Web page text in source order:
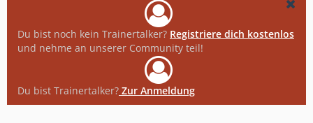
Du bist noch kein Trainertalker? Registriere dich kostenlos
und nehme an unserer Community teil!
Du bist Trainertalker? Zur Anmeldung